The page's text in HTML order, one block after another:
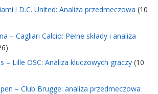
i D.C. United: Analiza przedmeczowa (10
– Cagliari Calcio: Pełne składy i analiza
– Lille OSC: Analiza kluczowych graczy (10
– Club Brugge: analiza przedmeczowa